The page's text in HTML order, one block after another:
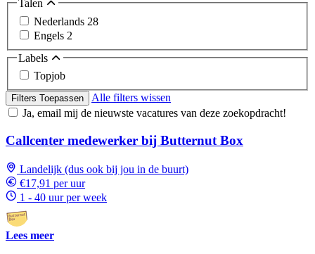
Talen
Nederlands 28
Engels 2
Labels
Topjob
Filters Toepassen
Alle filters wissen
Ja, email mij de nieuwste vacatures van deze zoekopdracht!
Callcenter medewerker bij Butternut Box
Landelijk (dus ook bij jou in de buurt)
€17,91 per uur
1 - 40 uur per week
Lees meer